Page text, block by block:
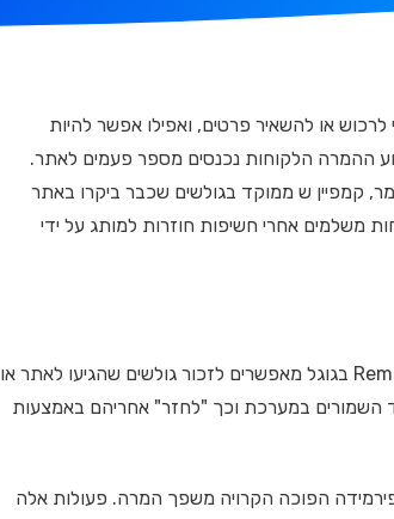
לרכוש או להשאיר פרטים, ואפילו אפשר להיות
ההמרה הלקוחות נכנסים מספר פעמים לאתר.
קמפיין ש ממוקד בגולשים שכבר ביקרו באתר
משלמים אחרי חשיפות חוזרות למותג על ידי
קמפיין Retargeting (מיקוד מחדש) בפייסבוק וקמפיין Remarketing בגוגל מאפשרים לזכור גולשים שהגיעו לאתר או
השמורים במערכת וכך "לחזר" אחריהם באמצעות
הפוכה הקרויה משפך המרה. פעולות אלה